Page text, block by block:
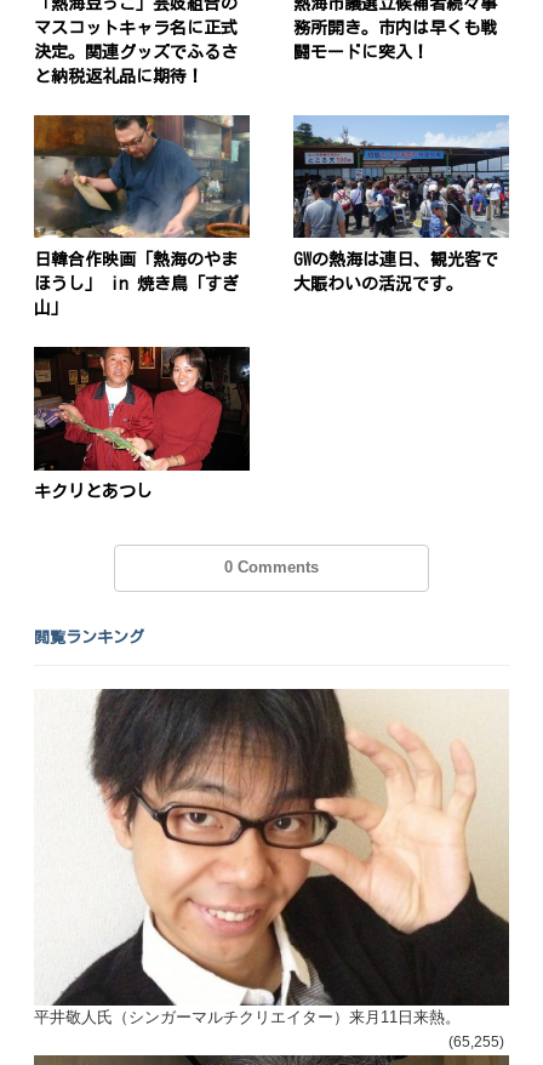
「熱海豆っこ」芸妓組合の
マスコットキャラ名に正式
決定。関連グッズでふるさ
と納税返礼品に期待！
熱海市議選立候補者続々事
務所開き。市内は早くも戦
闘モードに突入！
日韓合作映画「熱海のやま
ほうし」 in 焼き鳥「すぎ
山」
GWの熱海は連日、観光客で
大賑わいの活況です。
キクリとあつし
0 Comments
閲覧ランキング
平井敬人氏（シンガーマルチクリエイター）来月11日来熱。
(65,255)